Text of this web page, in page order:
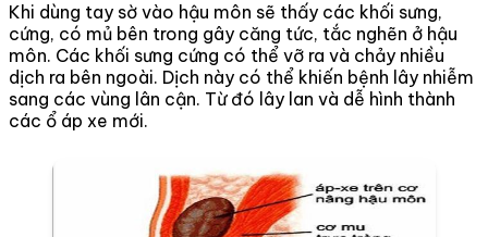
Khi dùng tay sờ vào hậu môn sẽ thấy các khối sưng,
cứng, có mủ bên trong gây căng tức, tắc nghẽn ở hậu
môn. Các khối sưng cứng có thể vỡ ra và chảy nhiều
dịch ra bên ngoài. Dịch này có thể khiến bệnh lây nhiễm
sang các vùng lân cận. Từ đó lây lan và dễ hình thành
các ổ áp xe mới.